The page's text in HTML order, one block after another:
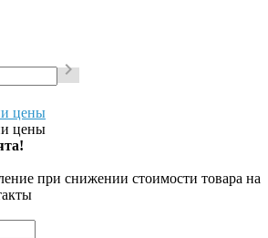

цены
цены
при снижении стоимости товара на